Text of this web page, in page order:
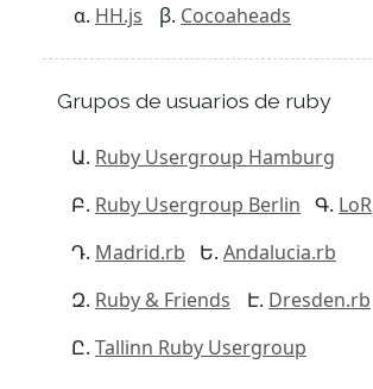
HH.js Cocoaheads
Grupos de usuarios de ruby
Ruby Usergroup Hamburg
Ruby Usergroup Berlin
LoR
Madrid.rb
Andalucia.rb
Ruby & Friends
Dresden.rb
Tallinn Ruby Usergroup